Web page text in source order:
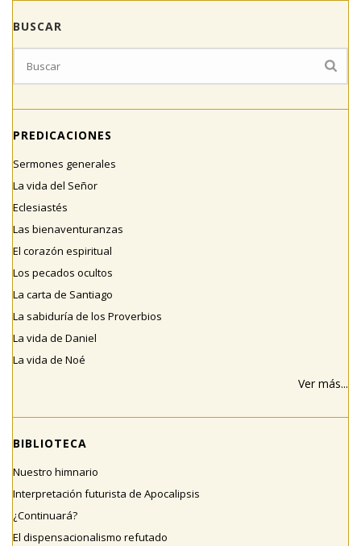
BUSCAR
PREDICACIONES
Sermones generales
La vida del Señor
Eclesiastés
Las bienaventuranzas
El corazón espiritual
Los pecados ocultos
La carta de Santiago
La sabiduría de los Proverbios
La vida de Daniel
La vida de Noé
Ver más...
BIBLIOTECA
Nuestro himnario
Interpretación futurista de Apocalipsis
¿Continuará?
El dispensacionalismo refutado